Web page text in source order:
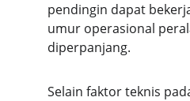
pendingin dapat
umur operasional
diperpanjang.
Selain faktor teknis